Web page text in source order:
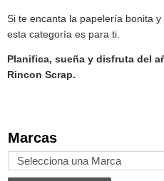
Marcas
Si te encanta la papelería bonita
esta categoría es para ti.
Planifica, sueña y disfruta del
Rincon Scrap.